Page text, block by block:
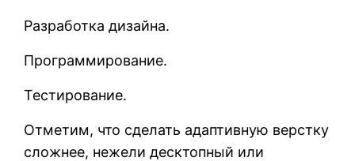
Разработка дизайна.
Программирование.
Тестирование.
Отметим, что сделать адаптивную верстку
сложнее, нежели десктопный или